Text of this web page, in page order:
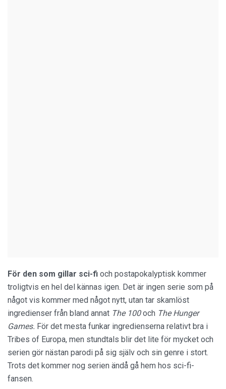
För den som gillar sci-fi och postapokalyptisk kommer
troligtvis en hel del kännas igen. Det är ingen serie som på
något vis kommer med något nytt, utan tar skamlöst
ingredienser från bland annat The 100och The Hunger
Games. För det mesta funkar ingredienserna relativt bra i
Tribes of Europa, men stundtals blir det lite för mycket och
serien gör nästan parodi på sig själv och sin genre i stort.
Trots det kommer nog serien ändå gå hem hos sci-fi-
fansen.